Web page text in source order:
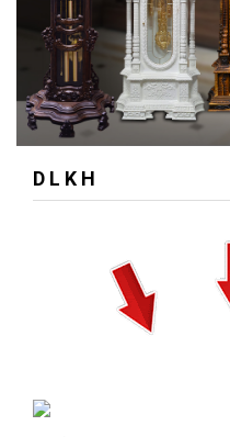
D L K H